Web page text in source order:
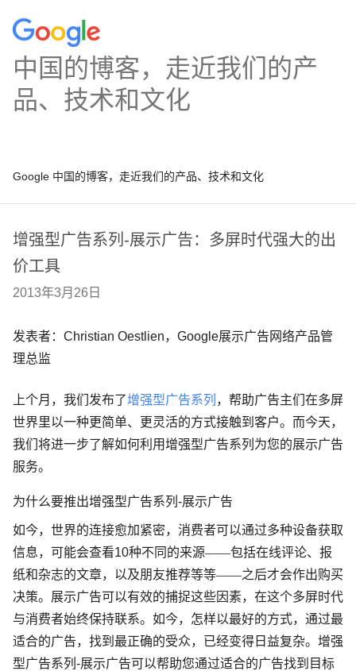
中国的博客，走近我们的产
品、技术和文化
Google 中国的博客，走近我们的产品、技术和文化
增强型广告系列-展示广告：多屏时代强大的出
价工具
2013年3月26日
发表者：Christian Oestlien，Google展示广告网络产品管
理总监
上个月，我们发布了增强型广告系列 ，帮助广告主们在多屏
世界里以一种更简单、更灵活的方式接触到客户。而今天，
我们将进一步了解如何利用增强型广告系列为您的展示广告
服务。
为什么要推出增强型广告系列 -展示广告
如今，世界的连接愈加紧密，消费者可以通过多种设备获取
信息，可能会查看10种不同的来源——包括在线评论、报
纸和杂志的文章，以及朋友推荐等等——之后才会作出购买
决策。展示广告可以有效的捕捉这些因素，在这个多屏时代
与消费者始终保持联系。如今，怎样以最好的方式，通过最
适合的广告，找到最正确的受众，已经变得日益复杂。 增强
型广告系列 -展示广告可以帮助您通过适合的广告找到目标